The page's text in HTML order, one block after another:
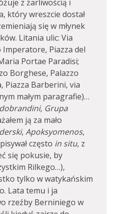
z żarliwością i
który wreszcie dostał
się w młynek
Litania ulic: Via
Piazza del
Portae Paradisi;
Borghese, Palazzo
Piazza Barberini, via
małym paragrafie)…
, Grupa
ją za mało
, Apoksyomenos,
często in situ, z
się pokusie, by
Rilkego…),
tylko w watykańskim
Lata temu i ja
rzeźby Berniniego w